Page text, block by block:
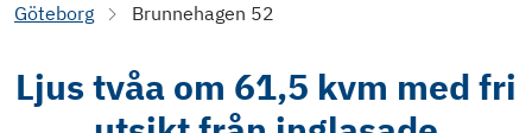
Göteborg
Brunnehagen 52
Ljus tvåa om 61,5 kvm med fri